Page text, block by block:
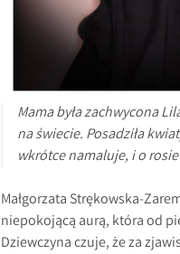
Mama była zachwycona
na świecie. Posadziła
wkrótce namaluje, i o
Małgorzata Strękowska-
niepokojącą aurą, która od
Dziewczyna czuje, że za